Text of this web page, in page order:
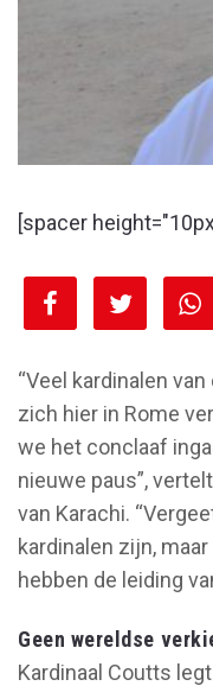
[spacer
[spacer
“Veel kardinalen
zich hier in Rome
we het conclaaf
nieuwe paus”,
van Karachi.
kardinalen zijn,
hebben de leiding
Geen wereldse
Kardinaal Coutts